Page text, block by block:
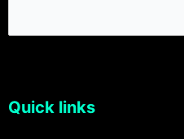
Quick links